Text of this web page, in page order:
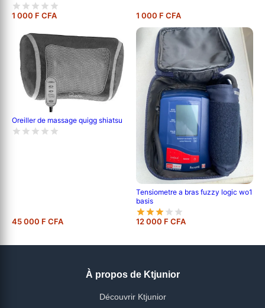
1 000 F CFA 1 000 F CFA
Oreiller de massage quigg shiatsu
45 000 F CFA
Tensiometre a bras fuzzy logic wo1
basis
12 000 F CFA
À propos de Ktjunior
Découvrir Ktjunior